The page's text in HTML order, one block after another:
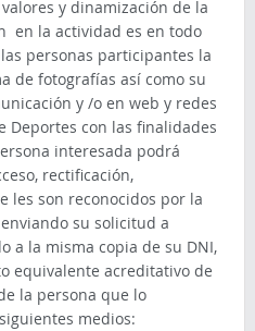
y dinamización de la
en la actividad es en todo
personas participantes la
de fotografías así como su
y /o en web y redes
Deportes con las finalidades
interesada podrá
rectificación,
les son reconocidos por la
su solicitud a
a la misma copia de su DNI,
equivalente acreditativo de
la persona que lo
medios: